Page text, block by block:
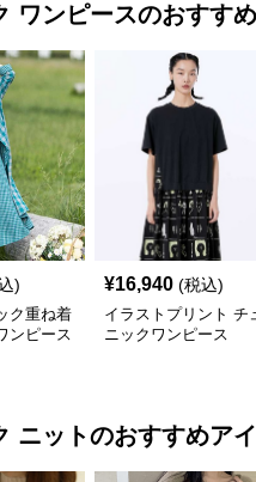
ワンピースのおすす
)
ク重ね着
ンピース
¥16,940 (税込)
イラストプリント チ
ニックワンピース
ニットのおすすめア